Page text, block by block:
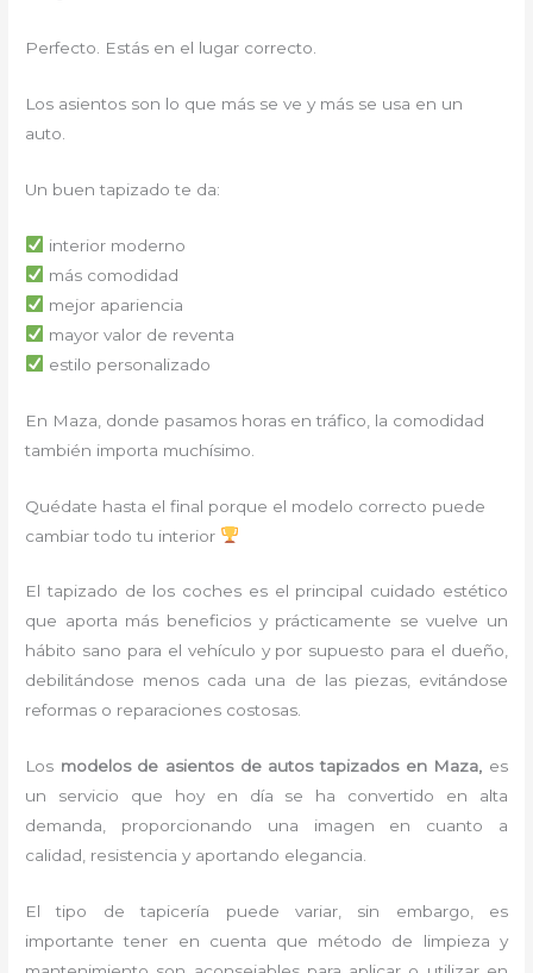
Perfecto. Estás en el lugar correcto.
Los asientos son lo que más se ve y más se usa en un
auto.
Un buen tapizado te da:
interior moderno
más comodidad
mejor apariencia
mayor valor de reventa
estilo personalizado
En Maza, donde pasamos horas en tráfico, la comodidad
también importa muchísimo.
Quédate hasta el final porque el modelo correcto puede
cambiar todo tu interior
El tapizado de los coches es el principal cuidado estético
que aporta más beneficios y prácticamente se vuelve un
hábito sano para el vehículo y por supuesto para el dueño,
debilitándose menos cada una de las piezas, evitándose
reformas o reparaciones costosas.
Los modelos de asientos de autos tapizados en Maza, es
un servicio que hoy en día se ha convertido en alta
demanda, proporcionando una imagen en cuanto a
calidad, resistencia y aportando elegancia.
El tipo de tapicería puede variar, sin embargo, es
importante tener en cuenta que método de limpieza y